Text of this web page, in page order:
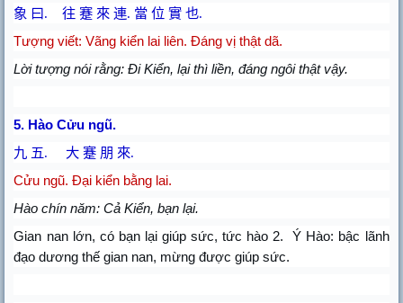
象 曰.往 蹇 來 連. 當 位 實 也.
Tượng viết: Vãng kiển lai liên. Đáng vị thật dã.
Lời tượng nói rằng: Đi Kiển, lại thì liền, đáng ngôi thật vậy.
5. Hào Cửu ngũ.
九 五. 大 蹇 朋 來.
Cửu ngũ. Đại kiển bằng lai.
Hào chín năm: Cả Kiển, bạn lại.
Gian nan lớn, có bạn lại giúp sức, tức hào 2.
Ý Hào: bậc lãnh
đạo dương thế gian nan, mừng được giúp sức.